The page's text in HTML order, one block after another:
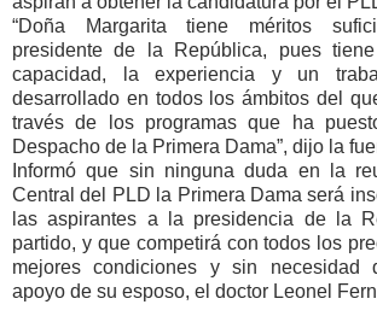
“Doña Margarita tiene méritos
presidente de la República, pues
capacidad, la experiencia y un
desarrollado en todos los ámbitos del
través de los programas que ha
Despacho de la Primera Dama”, dijo la
Informó que sin ninguna duda en la
Central del PLD la Primera Dama será
las aspirantes a la presidencia de la
partido, y que competirá con todos los
mejores condiciones y sin necesidad
apoyo de su esposo, el doctor Leonel